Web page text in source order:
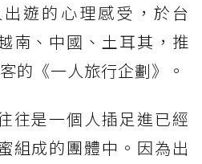
遊的心理感受，於台
南、中國、土耳其，推
的《一人旅行企劃》。
往是一個人插足進已經
組成的團體中。因為出